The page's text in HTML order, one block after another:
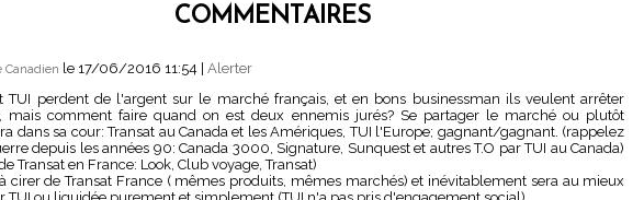
COMMENTAIRES
Canadien le 17/06/2016 11:54
Alerter
TUI perdent de l'argent sur le marché français, et en bons businessman ils veulent arrêter
mais comment faire quand on est deux ennemis jurés? Se partager le marché ou plutôt
dans sa cour: Transat au Canada et les Amériques, TUI l'Europe; gagnant/gagnant. (rappelez
depuis les années 90: Canada 3000, Signature, Sunquest et autres T.O par TUI au Canada)
Transat en France: Look, Club voyage, Transat)
cirer de Transat France ( mêmes produits, mêmes marchés) et inévitablement sera au mieux